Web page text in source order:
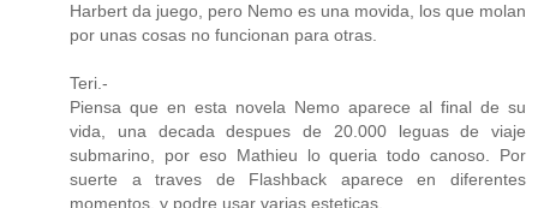
Harbert da juego, pero Nemo es una movida, los que molan
por unas cosas no funcionan para otras.
Teri.-
Piensa que en esta novela Nemo aparece al final de su
vida, una decada despues de 20.000 leguas de viaje
submarino, por eso Mathieu lo queria todo canoso. Por
suerte a traves de Flashback aparece en diferentes
momentos, y podre usar varias esteticas.